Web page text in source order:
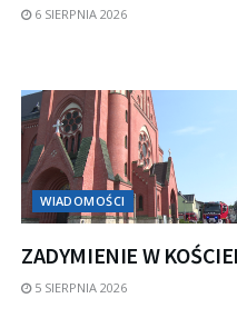
6 SIERPNIA 2026
WIADOMOŚCI
ZADYMIENIE W
5 SIERPNIA 2026